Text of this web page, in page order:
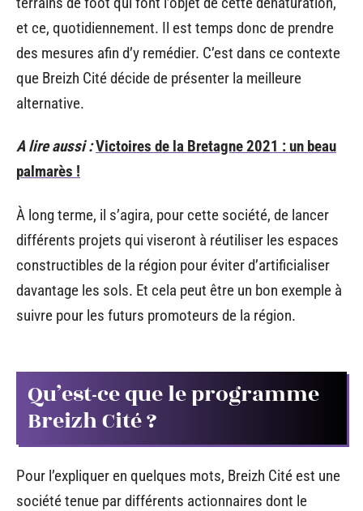
et ce, quotidiennement. Il est temps donc de prendre
des mesures afin d’y remédier. C’est dans ce contexte
que Breizh Cité décide de présenter la meilleure
alternative.
A lire aussi :Victoires de la Bretagne 2021 : un beau
palmarès !
À long terme, il s’agira, pour cette société, de lancer
différents projets qui viseront à réutiliser les espaces
constructibles de la région pour éviter d’artificialiser
davantage les sols. Et cela peut être un bon exemple à
suivre pour les futurs promoteurs de la région.
Qu’est-ce que le programme
Breizh Cité ?
Pour l’expliquer en quelques mots, Breizh Cité est une
société tenue par différents actionnaires dont le